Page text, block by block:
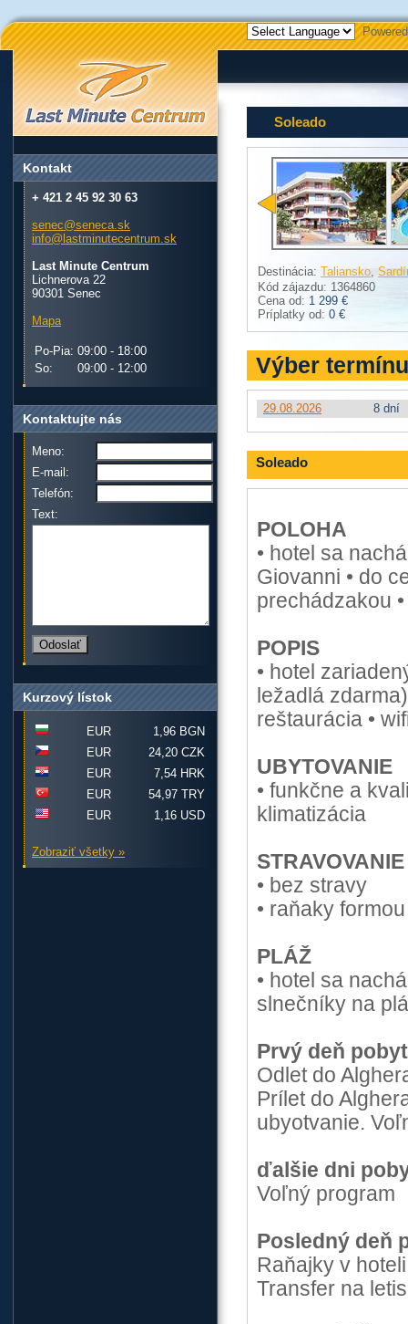
Soleado
Destinácia: Taliansko,
Kód zájazdu: 1364860
Cena od: 1 299 €
Príplatky od: 0 €
Výber termínu
29.08.2026 8 dní
Soleado
POLOHA
• hotel sa
Giovanni • do
prechádzakou
POPIS
• hotel
ležadlá
reštaurácia •
UBYTOVANIE
• funkčne a
klimatizácia
STRAVOVANIE
• bez stravy
• raňaky
PLÁŽ
• hotel sa
slnečníky na
Prvý deň
Odlet do
Prílet do
ubyotvanie.
ďalšie dni
Voľný program
Posledný deň
Raňajky v
Transfer na
Kontakt
+ 421 2 45 92 30 63
senec@seneca.sk
info@lastminutecentrum.sk
Last Minute Centrum
Lichnerova 22
90301 Senec
Mapa
Po-Pia: 09:00 - 18:00
So:
09:00 - 12:00
Kontaktujte nás
Meno:
E-mail:
Telefón:
Text:
Kurzový lístok
EUR
1,96 BGN
EUR
24,20 CZK
EUR
7,54 HRK
EUR
54,97 TRY
EUR
1,16 USD
Zobraziť všetky »